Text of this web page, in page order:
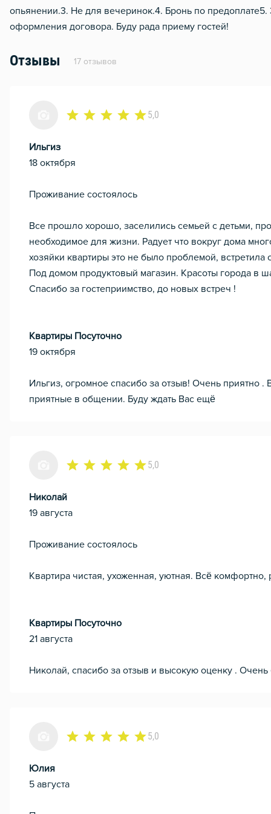
опьянении.3. Не для вечеринок.4. Бронь по
оформления договора. Буду рада приему гостей!
Отзывы 17 отзывов
5,0
Ильгиз
18 октября
Проживание состоялось
Все прошло хорошо, заселились семьей с детьми,
необходимое для жизни. Радует что вокруг дома
хозяйки квартиры это не было проблемой,
Под домом продуктовый магазин. Красоты города в
Спасибо за гостеприимство, до новых встреч !
Квартиры Посуточно
19 октября
Ильгиз, огромное спасибо за отзыв! Очень приятно
приятные в общении. Буду ждать Вас ещё
5,0
Николай
19 августа
Проживание состоялось
Квартира чистая, ухоженная, уютная. Всё
Квартиры Посуточно
21 августа
Николай, спасибо за отзыв и высокую оценку .
5,0
Юлия
5 августа